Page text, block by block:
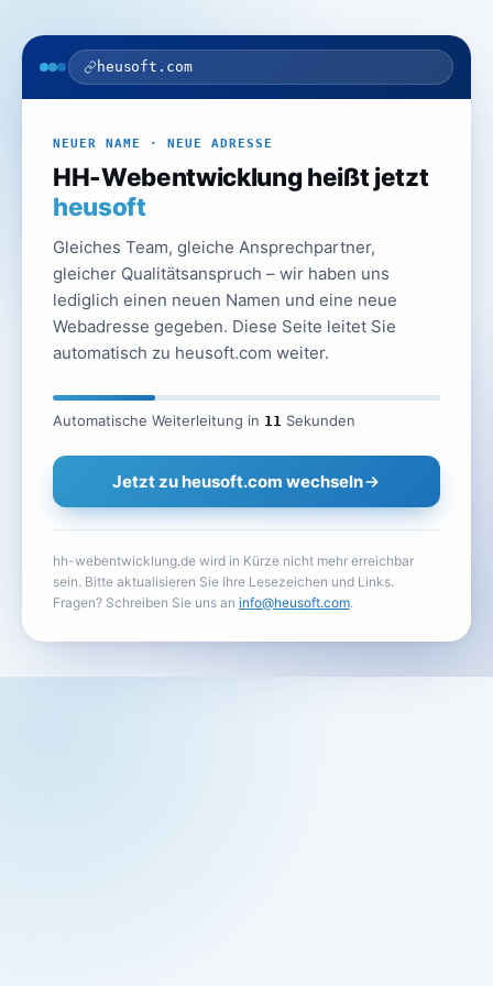
heusoft.com
NEUER NAME · NEUE ADRESSE
HH-Webentwicklung heißt jetzt
heusoft
Gleiches Team, gleiche Ansprechpartner,
gleicher Qualitätsanspruch – wir haben uns
lediglich einen neuen Namen und eine neue
Webadresse gegeben. Diese Seite leitet Sie
automatisch zu heusoft.com weiter.
Automatische Weiterleitung in 11 Sekunden
Jetzt zu heusoft.com wechseln
hh-webentwicklung.de wird in Kürze nicht mehr erreichbar
sein. Bitte aktualisieren Sie Ihre Lesezeichen und Links.
Fragen? Schreiben Sie uns an info@heusoft.com.